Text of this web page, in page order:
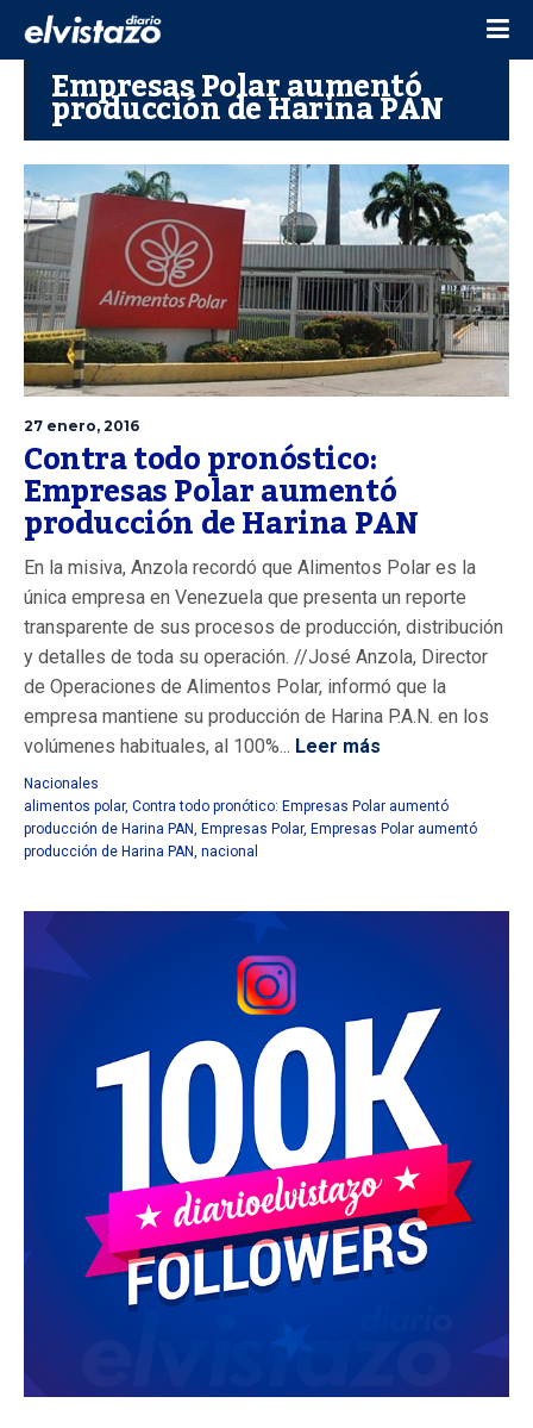
Empresas Polar aumentó
producción de Harina PAN
27 enero, 2016
Contra todo pronóstico:
Empresas Polar aumentó
producción de Harina PAN
En la misiva, Anzola recordó que Alimentos Polar es la
única empresa en Venezuela que presenta un reporte
transparente de sus procesos de producción, distribución
y detalles de toda su operación. //José Anzola, Director
de Operaciones de Alimentos Polar, informó que la
empresa mantiene su producción de Harina P.A.N. en los
volúmenes habituales, al 100%... Leer más
Nacionales
alimentos polar, Contra todo pronótico: Empresas Polar aumentó
producción de Harina PAN Empresas Polar, Empresas Polar aumentó
producción de Harina PAN nacional